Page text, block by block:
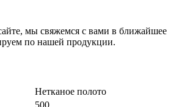
мы свяжемся с вами в ближайшее
по нашей продукции.
Нетканое полото